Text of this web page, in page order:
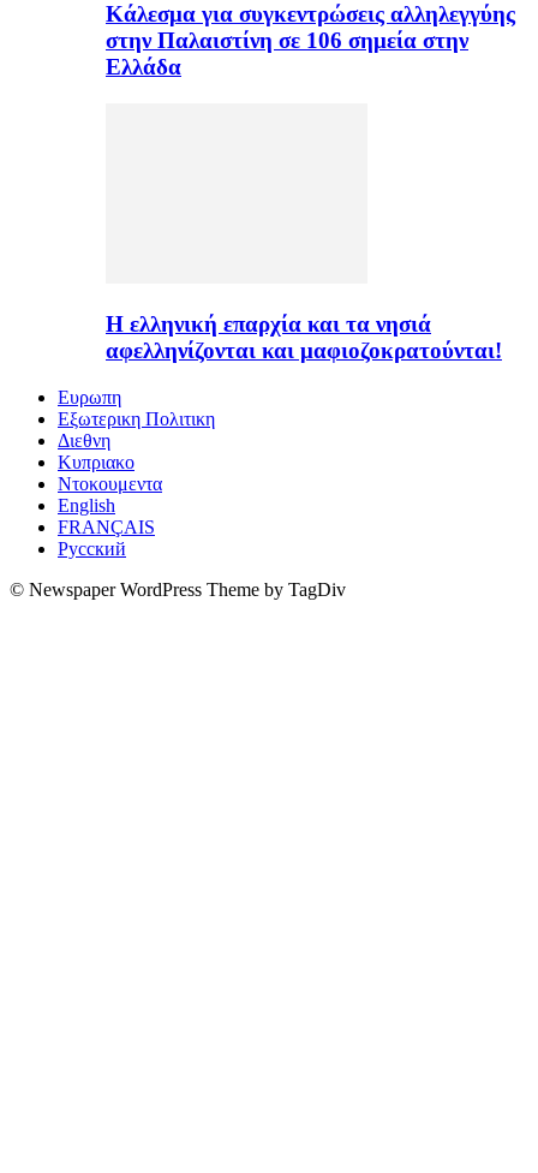
Κάλεσμα για συγκεντρώσεις αλληλεγγύης
στην Παλαιστίνη σε 106 σημεία στην
Ελλάδα
H ελληνική επαρχία και τα νησιά
αφελληνίζονται και μαφιοζοκρατούνται!
Ευρωπη
Εξωτερικη Πολιτικη
Διεθνη
Κυπριακο
Ντοκουμεντα
English
FRANÇAIS
Русский
© Newspaper WordPress Theme by TagDiv